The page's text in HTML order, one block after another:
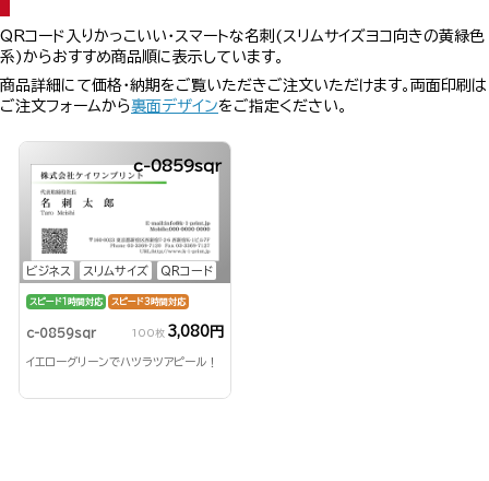
QRコード入りかっこいい・スマートな名刺(スリムサイズヨコ向きの黄緑色
系)からおすすめ商品順に表示しています。
商品詳細にて価格・納期をご覧いただきご注文いただけます。両面印刷は
ご注文フォームから裏面デザインをご指定ください。
ビジネス スリムサイズ QRコード
c-0859sqr
スピード1時間対応 スピード3時間対応
c-0859sqr 100枚 3,080円
イエローグリーンでハツラツアピール！